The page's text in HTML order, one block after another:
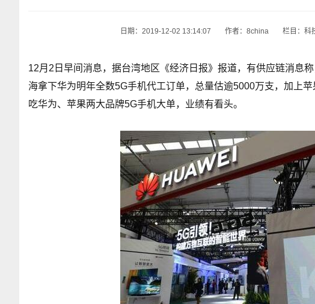
日期： 2019-12-02 13:14:07 作者：8china 栏目： 科
12月2日早间消息，据台湾地区《经济日报》报道，有供应链消息
海拿下华为明年全数5G手机代工订单，总量估逾5000万支，加上
吃华为、苹果两大品牌5G手机大单，业绩有看头。